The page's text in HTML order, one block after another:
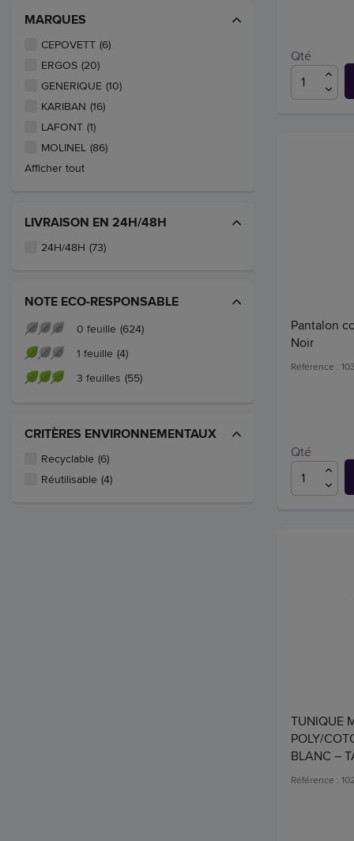
MARQUES
CEPOVETT (6)
ERGOS (20)
GENERIQUE (10)
KARIBAN (16)
LAFONT (1)
MOLINEL (86)
Afficher tout
LIVRAISON EN 24H/48H
24H/48H (73)
NOTE ECO-RESPONSABLE
0 feuille (624)
1 feuille (4)
3 feuilles (55)
CRITÈRES ENVIRONNEMENTAUX
Recyclable (6)
Réutilisable (4)
Qté
Pantalon
Noir
Référence :
Qté
TUNIQUE
POLY/
BLANC –
Référence :